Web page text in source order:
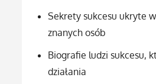
Sekrety sukcesu ukryte
znanych osób
Biografie ludzi sukcesu,
działania